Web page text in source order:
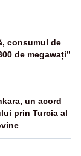
consumul de
de megawați”
un acord
prin Turcia al